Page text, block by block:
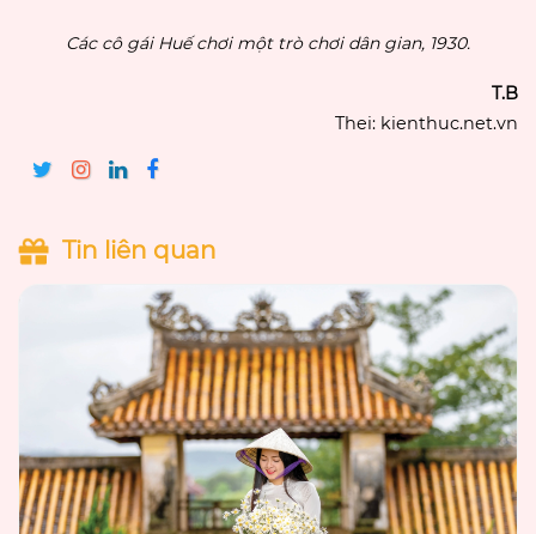
Các cô gái Huế chơi một trò chơi dân gian, 1930.
T.B
Thei: kienthuc.net.vn
Tin liên quan